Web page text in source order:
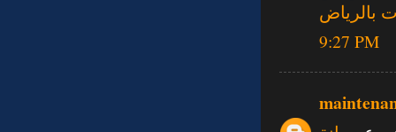
بالرياض
9:27 PM